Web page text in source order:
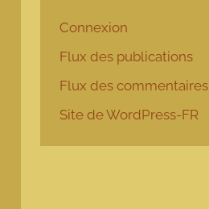
Connexion
Flux des publications
Flux des commentaires
Site de WordPress-FR